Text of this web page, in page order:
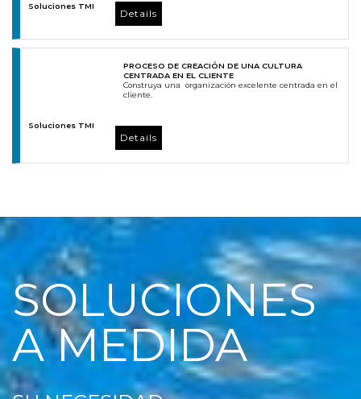
Soluciones TMI
Details
Soluciones TMI
PROCESO DE CREACIÓN DE UNA CULTURA
CENTRADA EN EL CLIENTE
Construya una organización excelente centrada en el
cliente.
Details
SOLUCIONES
A MEDIDA